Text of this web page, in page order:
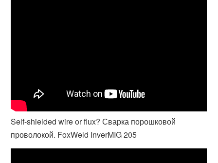
Self-shielded wire or flux? Сварка порошковой
проволокой. FoxWeld InverMIG 205